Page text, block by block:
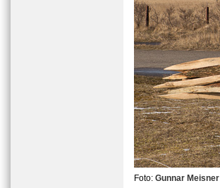
Foto: Gunnar Meisner